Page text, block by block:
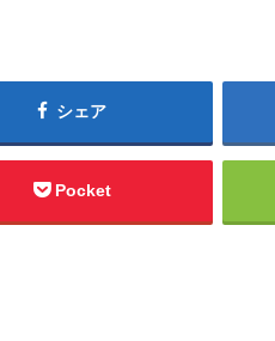
シェア
Pocket